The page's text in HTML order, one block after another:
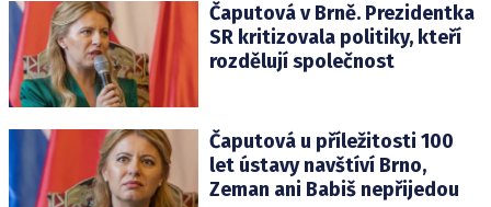
Čaputová v Brně. Prezidentka
SR kritizovala politiky, kteří
rozdělují společnost
Čaputová u příležitosti 100
let ústavy navštíví Brno,
Zeman ani Babiš nepřijedou